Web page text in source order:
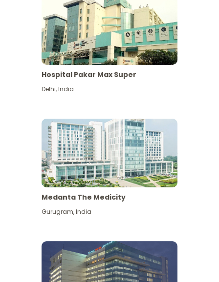
Hospital Pakar Max Super
Delhi,India
Medanta The Medicity
Gurugram,India